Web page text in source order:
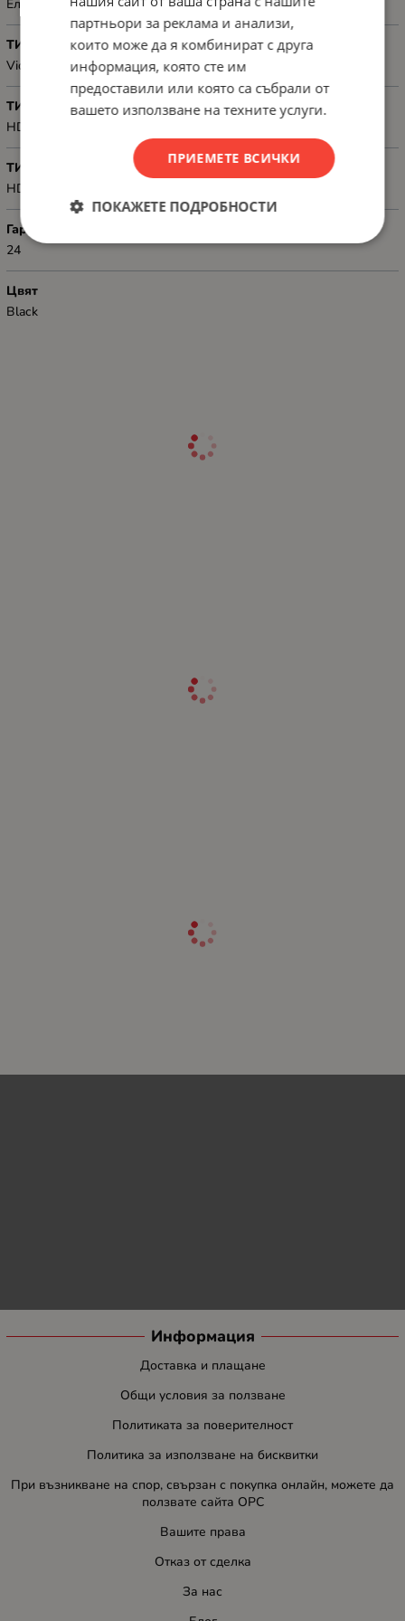
Електронна техника
ТИП
Video
ТИП КОНЕКТОР 1
HDMI-A 2.1, male
ТИП КОНЕКТОР 2
HDMI-A 2.1, male
Гаранция
24
Цвят
Black
Информация
Доставка и плащане
Общи условия за ползване
Политиката за поверителност
Политика за използване на бисквитки
При възникване на спор, свързан с покупка онлайн, можете да
ползвате сайта ОРС
Вашите права
Отказ от сделка
За нас
партньори за реклама и анализи,
които може да я комбинират с друга
информация, която сте им
предоставили или която са събрали от
вашето използване на техните услуги.
ПРИЕМЕТЕ ВСИЧКИ
ПОКАЖЕТЕ ПОДРОБНОСТИ